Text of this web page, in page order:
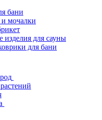
бани
мочалки
изделия для сауны
для бани